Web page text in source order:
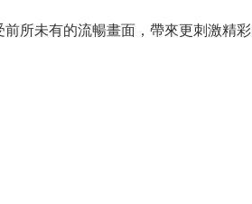
所未有的流暢畫面，帶來更刺激精彩